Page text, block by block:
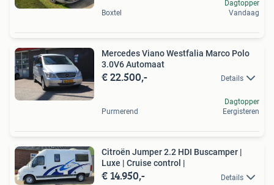
Boxtel
Dagtopper
Vandaag
Mercedes Viano Westfalia Marco Polo
3.0V6 Automaat
€ 22.500,- Details
Purmerend
Dagtopper
Eergisteren
Citroën Jumper 2.2 HDI Buscamper |
Luxe | Cruise control |
€ 14.950,- Details